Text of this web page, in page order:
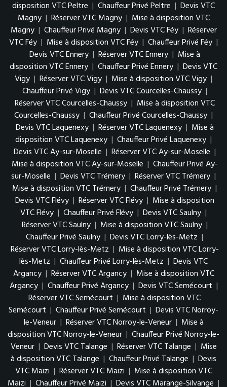
disposition VTC Peltre | Chauffeur Privé Peltre | Devis VTC
Magny | Réserver VTC Magny | Mise à disposition VTC
Magny | Chauffeur Privé Magny | Devis VTC Féy | Réserver
VTC Féy | Mise à disposition VTC Féy | Chauffeur Privé Féy |
Devis VTC Ennery | Réserver VTC Ennery | Mise à
disposition VTC Ennery | Chauffeur Privé Ennery | Devis VTC
Vigy | Réserver VTC Vigy | Mise à disposition VTC Vigy |
Chauffeur Privé Vigy | Devis VTC Courcelles-Chaussy |
Réserver VTC Courcelles-Chaussy | Mise à disposition VTC
Courcelles-Chaussy | Chauffeur Privé Courcelles-Chaussy |
Devis VTC Laquenexy | Réserver VTC Laquenexy | Mise à
disposition VTC Laquenexy | Chauffeur Privé Laquenexy |
Devis VTC Ay-sur-Moselle | Réserver VTC Ay-sur-Moselle |
Mise à disposition VTC Ay-sur-Moselle | Chauffeur Privé Ay-
sur-Moselle | Devis VTC Trémery | Réserver VTC Trémery |
Mise à disposition VTC Trémery | Chauffeur Privé Trémery |
Devis VTC Flévy | Réserver VTC Flévy | Mise à disposition
VTC Flévy | Chauffeur Privé Flévy | Devis VTC Saulny |
Réserver VTC Saulny | Mise à disposition VTC Saulny |
Chauffeur Privé Saulny | Devis VTC Lorry-lès-Metz |
Réserver VTC Lorry-lès-Metz | Mise à disposition VTC Lorry-
lès-Metz | Chauffeur Privé Lorry-lès-Metz | Devis VTC
Argancy | Réserver VTC Argancy | Mise à disposition VTC
Argancy | Chauffeur Privé Argancy | Devis VTC Semécourt |
Réserver VTC Semécourt | Mise à disposition VTC
Semécourt | Chauffeur Privé Semécourt | Devis VTC Norroy-
le-Veneur | Réserver VTC Norroy-le-Veneur | Mise à
disposition VTC Norroy-le-Veneur | Chauffeur Privé Norroy-le-
Veneur | Devis VTC Talange | Réserver VTC Talange | Mise
à disposition VTC Talange | Chauffeur Privé Talange | Devis
VTC Maizi | Réserver VTC Maizi | Mise à disposition VTC
Maizi | Chauffeur Privé Maizi | Devis VTC Marange-Silvange |